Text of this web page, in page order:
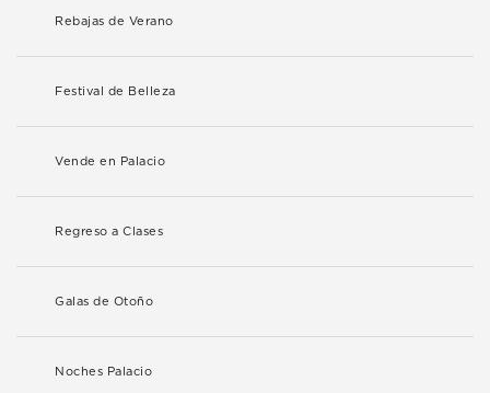
Rebajas de Verano
Festival de Belleza
Vende en Palacio
Regreso a Clases
Galas de Otoño
Noches Palacio